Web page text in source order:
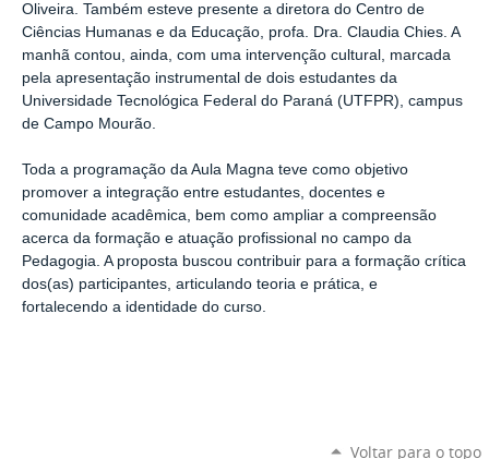
Oliveira. Também esteve presente a diretora do Centro de
Ciências Humanas e da Educação, profa. Dra. Claudia Chies. A
manhã contou, ainda, com uma intervenção cultural, marcada
pela apresentação instrumental de dois estudantes da
Universidade Tecnológica Federal do Paraná (UTFPR), campus
de Campo Mourão.
Toda a programação da Aula Magna teve como objetivo
promover a integração entre estudantes, docentes e
comunidade acadêmica, bem como ampliar a compreensão
acerca da formação e atuação profissional no campo da
Pedagogia. A proposta buscou contribuir para a formação crítica
dos(as) participantes, articulando teoria e prática, e
fortalecendo a identidade do curso.
Voltar para o topo